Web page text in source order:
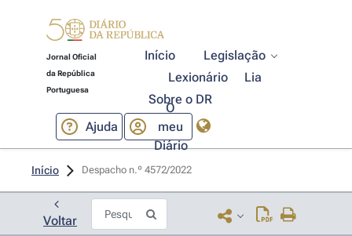
Jornal Oficial
da República
Portuguesa
Início
Legislação
Lexionário
Lia
Sobre o DR
Ajuda
O
meu
Diário
Início Despacho n.º 4572/2022
Voltar